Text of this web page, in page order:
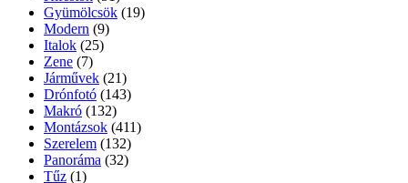
Gyümölcsök (19)
Modern (9)
Italok (25)
Zene (7)
Járművek (21)
Drónfotó (143)
Makró (132)
Montázsok (411)
Szerelem (132)
Panoráma (32)
Tűz (1)